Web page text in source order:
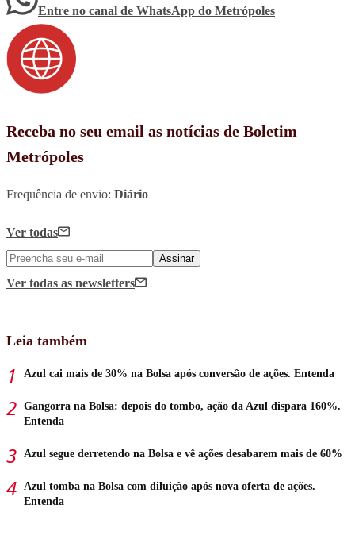
Entre no canal de WhatsApp do Metrópoles
Receba no seu email as notícias de Boletim
Metrópoles
Frequência de envio: Diário
Ver todas
Assinar
Ver todas as newsletters
Leia também
Azul cai mais de 30% na Bolsa após conversão de ações. Entenda
Gangorra na Bolsa: depois do tombo, ação da Azul dispara 160%.
Entenda
Azul segue derretendo na Bolsa e vê ações desabarem mais de 60%
Azul tomba na Bolsa com diluição após nova oferta de ações.
Entenda